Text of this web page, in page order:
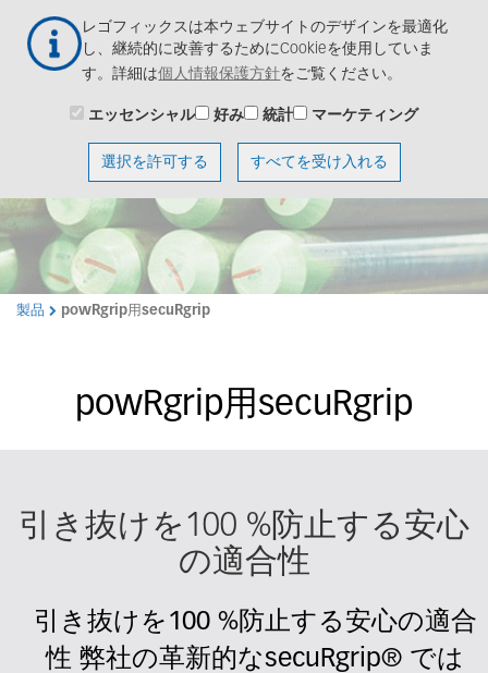
レゴフィックスは本ウェブサイトのデザインを最適化
し、継続的に改善するためにCookieを使用していま
す。詳細は個人情報保護方針をご覧ください。
エッセンシャル 好み 統計 マーケティング
選択を許可する すべてを受け入れる
移
製品 powRgrip用secuRgrip
powRgrip用secuRgrip
引き抜けを100 %防止する安心
の適合性
引き抜けを100 %防止する安心の適合
性 弊社の革新的なsecuRgrip® では